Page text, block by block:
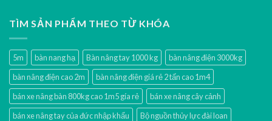
TÌM SẢN PHẨM THEO TỪ KHÓA
5m bàn nang hạ Bàn nâng tay 1000 kg
bàn nâng điện 3000kg
bàn nâng điện cao 2m
bàn nâng điện giá rẻ 2 tấn cao 1m4
bán xe nâng bàn 800kg cao 1m5 gía rẻ
bán xe nâng cây cảnh
bán xe nâng tay của đức nhập khẩu
Bộ nguồn thủy lực đài loan